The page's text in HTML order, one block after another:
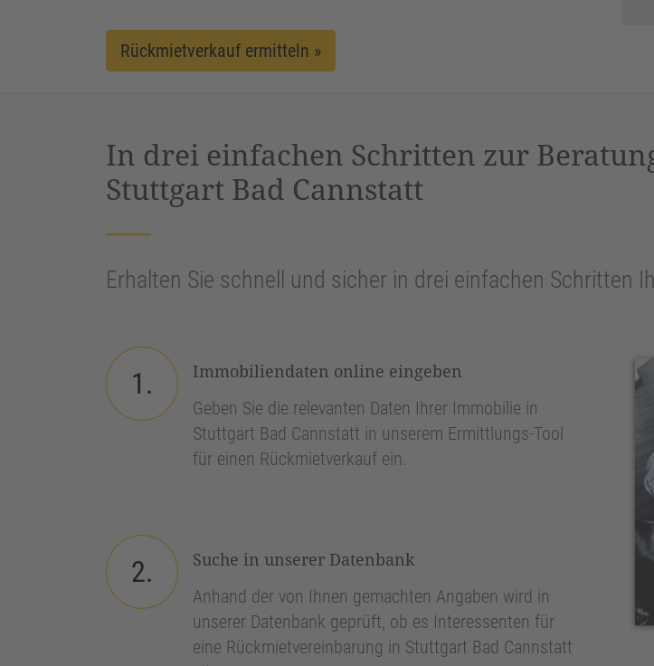
Rückmietverkauf ermitteln »
In drei einfachen Schritten zur
Stuttgart Bad Cannstatt
Erhalten Sie schnell und sicher in drei einfachen Schritten
1.
Immobiliendaten online eingeben
Geben Sie die relevanten Daten Ihrer Immobilie in
Stuttgart Bad Cannstatt in unserem Ermittlungs-Tool
für einen Rückmietverkauf ein.
2.
Suche in unserer Datenbank
Anhand der von Ihnen gemachten Angaben wird in
unserer Datenbank geprüft, ob es Interessenten für
eine Rückmietvereinbarung in Stuttgart Bad Cannstatt